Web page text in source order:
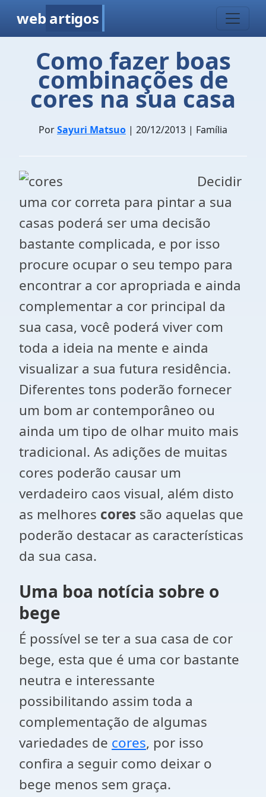
web artigos
Como fazer boas
combinações de
cores na sua casa
PorSayuri Matsuo | 20/12/2013 | Família
Decidir
uma cor correta para pintar a sua
casas poderá ser uma decisão
bastante complicada, e por isso
procure ocupar o seu tempo para
encontrar a cor apropriada e ainda
complementar a cor principal da
sua casa, você poderá viver com
toda a ideia na mente e ainda
visualizar a sua futura residência.
Diferentes tons poderão fornecer
um bom ar contemporâneo ou
ainda um tipo de olhar muito mais
tradicional. As adições de muitas
cores poderão causar um
verdadeiro caos visual, além disto
as melhores cores são aquelas que
poderão destacar as características
da sua casa.
Uma boa notícia sobre o
bege
É possível se ter a sua casa de cor
bege, esta que é uma cor bastante
neutra e interessante
possibilitando assim toda a
complementação de algumas
variedades de cores, por isso
confira a seguir como deixar o
bege menos sem graça.